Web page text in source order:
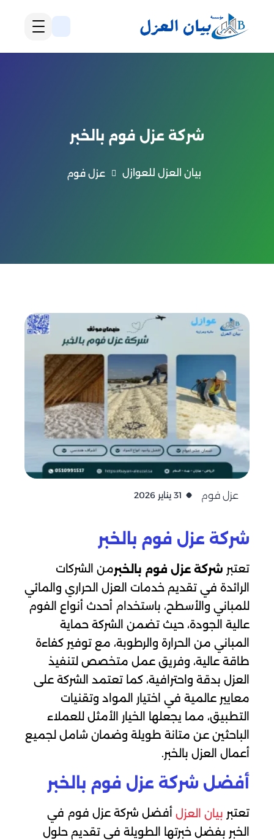
شركة عزل فوم بالخبر
بيان العزل للعوازل عزل فوم
عزل فوم 31 يناير 2026
شركة عزل فوم بالخبر
تعتبر شركة عزل فوم بالخبرمن الشركات
الرائدة في تقديم خدمات العزل الحراري والمائي
للمباني والأسطح، باستخدام أحدث أنواع الفوم
عالية الجودة، حيث تضمن الشركة حماية
المباني من الحرارة والرطوبة، مع توفير كفاءة
طاقة عالية، وفريق عمل متخصص لتنفيذ
العزل بدقة واحترافية، كما تعتمد الشركة على
معايير عالمية في اختيار المواد وتقنيات
التطبيق، مما يجعلها الخيار الأمثل للعملاء
الباحثين عن متانة طويلة وضمان شامل لجميع
أعمال العزل بالخبر.
أفضل شركة عزل فوم بالخبر
تعتبر بيان العزل أفضل شركة عزل فوم في
الخبر بفضل خبرتها الطويلة في تقديم حلول